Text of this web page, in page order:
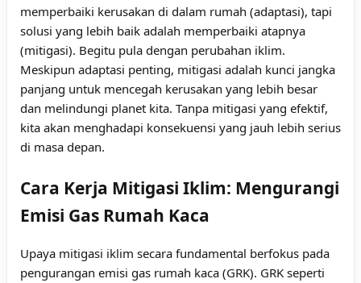
memperbaiki kerusakan di dalam rumah (adaptasi), tapi
solusi yang lebih baik adalah memperbaiki atapnya
(mitigasi). Begitu pula dengan perubahan iklim.
Meskipun adaptasi penting, mitigasi adalah kunci jangka
panjang untuk mencegah kerusakan yang lebih besar
dan melindungi planet kita. Tanpa mitigasi yang efektif,
kita akan menghadapi konsekuensi yang jauh lebih serius
di masa depan.
Cara Kerja Mitigasi Iklim: Mengurangi
Emisi Gas Rumah Kaca
Upaya mitigasi iklim secara fundamental berfokus pada
pengurangan emisi gas rumah kaca (GRK). GRK seperti